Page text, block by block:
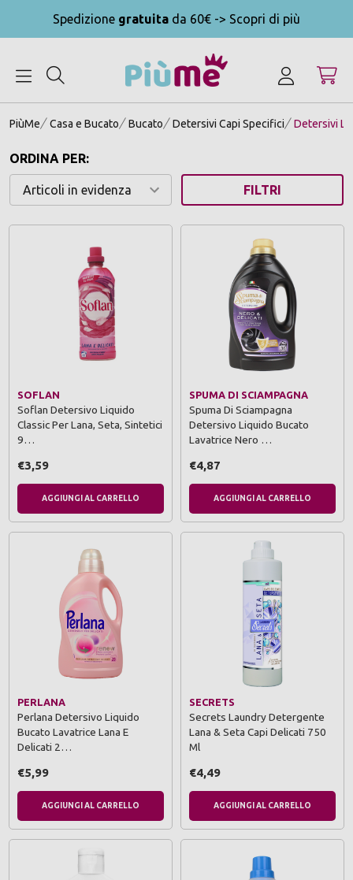
Spedizione gratuita da 60€ -> Scopri di più
PiùMe Casa e Bucato Bucato Detersivi Capi Specifici Detersivi
ORDINA PER:
FILTRI
SOFLAN
Soflan Detersivo Liquido
Classic Per Lana, Seta, Sintetici
9…
€3,59
AGGIUNGI AL CARRELLO
SPUMA DI SCIAMPAGNA
Spuma Di Sciampagna
Detersivo Liquido Bucato
Lavatrice Nero …
€4,87
AGGIUNGI AL CARRELLO
PERLANA
Perlana Detersivo Liquido
Bucato Lavatrice Lana E
Delicati 2…
€5,99
AGGIUNGI AL CARRELLO
SECRETS
Secrets Laundry Detergente
Lana & Seta Capi Delicati 750
Ml
€4,49
AGGIUNGI AL CARRELLO